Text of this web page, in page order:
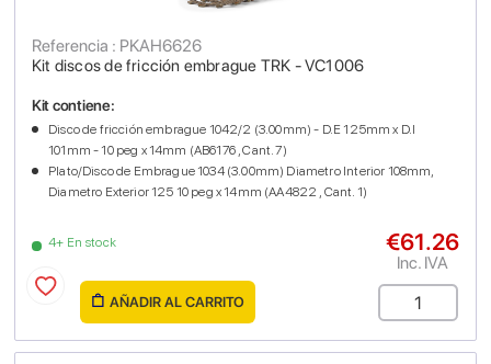
Kit discos de fricción embrague TRK - VC1006
Referencia : PKAH6626
4+ En stock
Kit contiene:
Disco de fricción embrague 1042/2 (3.00mm) - D.E 125mm x D.I
101mm - 10 peg x 14mm (AB6176 , Cant. 7)
Plato/Disco de Embrague 1034 (3.00mm) Diametro Interior 108mm,
Diametro Exterior 125 10 peg x 14mm (AA4822 , Cant. 1)
€61.26
Inc. IVA
AÑADIR AL CARRITO